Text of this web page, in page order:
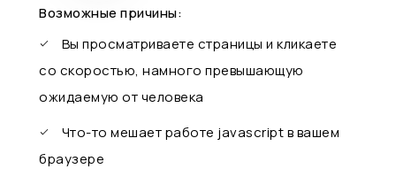
Возможные причины:
Вы просматриваете страницы и кликаете
со скоростью, намного превышающую
ожидаемую от человека
Что-то мешает работе javascript в вашем
браузере